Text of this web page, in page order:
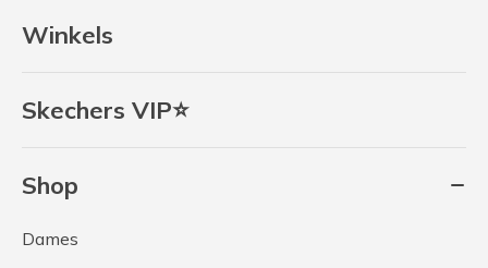
Winkels
Skechers VIP⭐
Shop
Dames